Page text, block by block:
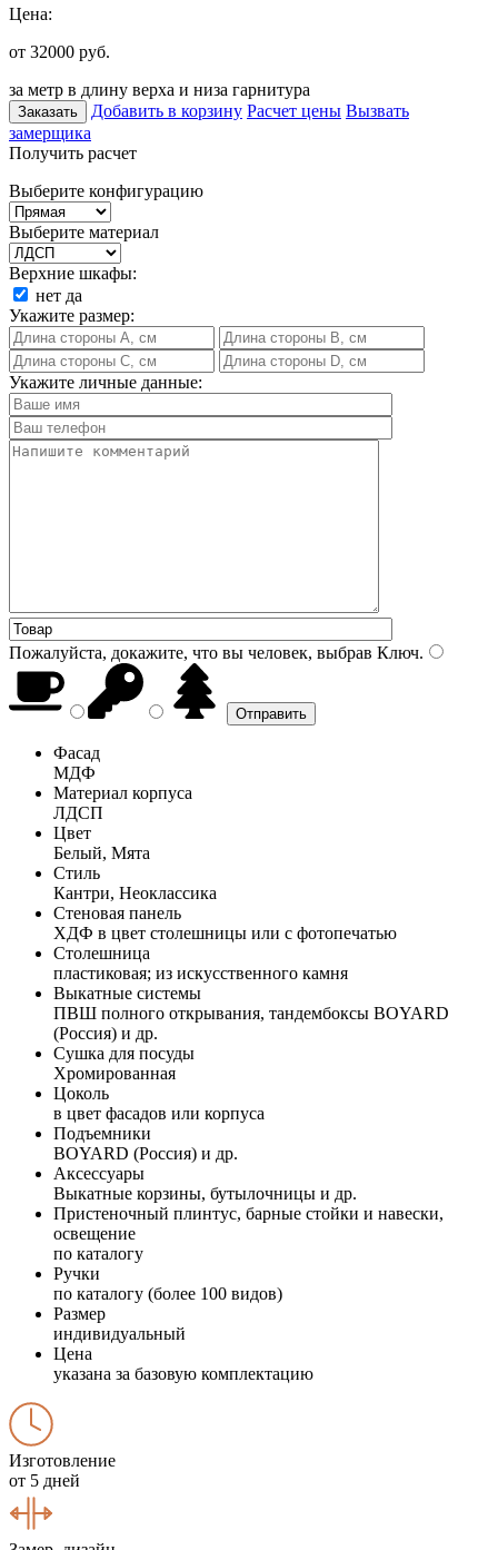
Цена:
от 32000 руб.
за метр в длину верха и низа гарнитура
Заказать Добавить в корзину Расчет цены Вызвать
замерщика
Получить расчет
Выберите конфигурацию
Выберите материал
Верхние шкафы:
нет да
Укажите размер:
Укажите личные данные:
Пожалуйста, докажите, что вы человек, выбрав Ключ.
Фасад
МДФ
Материал корпуса
ЛДСП
Цвет
Белый, Мята
Стиль
Кантри, Неоклассика
Стеновая панель
ХДФ в цвет столешницы или с фотопечатью
Столешница
пластиковая; из искусственного камня
Выкатные системы
ПВШ полного открывания, тандембоксы BOYARD
(Россия) и др.
Сушка для посуды
Хромированная
Цоколь
в цвет фасадов или корпуса
Подъемники
BOYARD (Россия) и др.
Аксессуары
Выкатные корзины, бутылочницы и др.
Пристеночный плинтус, барные стойки и навески,
освещение
по каталогу
Ручки
по каталогу (более 100 видов)
Размер
индивидуальный
Цена
указана за базовую комплектацию
Изготовление
от 5 дней